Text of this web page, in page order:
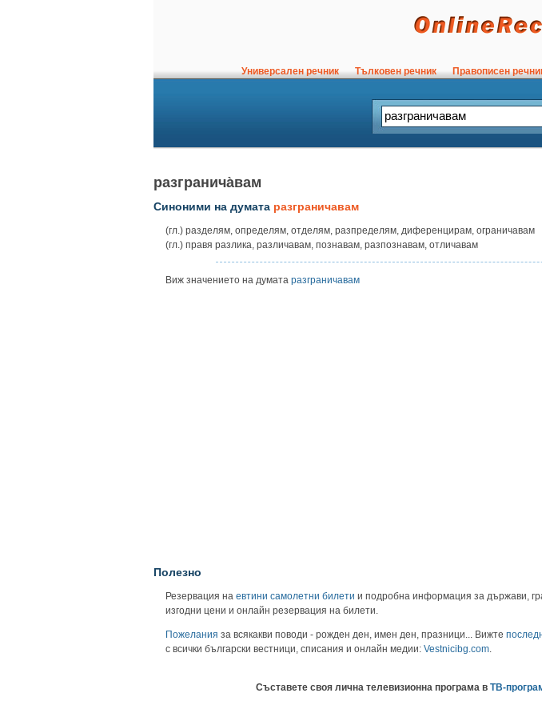
Универсален речник Тълковен речник Правописен
разгранича̀вам
Синоними на думата разграничавам
(гл.) разделям, определям, отделям, разпределям, диференцирам, ограничавам
(гл.) правя разлика, различавам, познавам, разпознавам, отличавам
Виж значението на думата разграничавам
Полезно
Резервация на евтини самолетни билети и подробна информация за държави,
изгодни цени и онлайн резервация на билети.
Пожелания за всякакви поводи - рожден ден, имен ден, празници... Вижте
с всички български вестници, списания и онлайн медии: Vestnicibg.com
Съставете своя лична телевизионна програма в ТВ-